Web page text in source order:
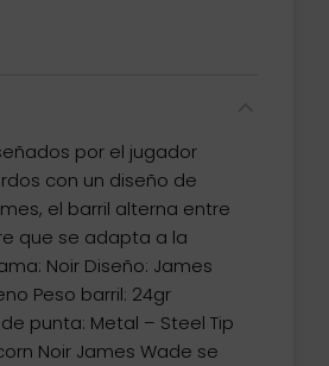
por el jugador
con un diseño de
el barril alterna entre
que se adapta a la
Noir Diseño: James
Peso barril: 24gr
punta: Metal – Steel Tip
Noir James Wade se